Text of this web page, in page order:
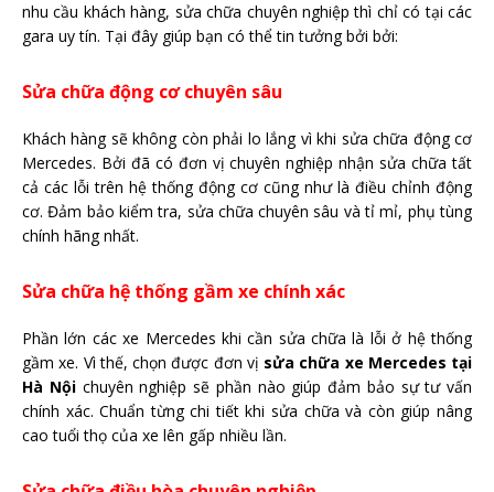
nhu cầu khách hàng, sửa chữa chuyên nghiệp thì chỉ có tại các
gara uy tín. Tại đây giúp bạn có thể tin tưởng bởi bởi:
Sửa chữa động cơ chuyên sâu
Khách hàng sẽ không còn phải lo lắng vì khi sửa chữa động cơ
Mercedes. Bởi đã có đơn vị chuyên nghiệp nhận sửa chữa tất
cả các lỗi trên hệ thống động cơ cũng như là điều chỉnh động
cơ. Đảm bảo kiểm tra, sửa chữa chuyên sâu và tỉ mỉ, phụ tùng
chính hãng nhất.
Sửa chữa hệ thống gầm xe chính xác
Phần lớn các xe Mercedes khi cần sửa chữa là lỗi ở hệ thống
gầm xe. Vì thế, chọn được đơn vị sửa chữa xe Mercedes tại
Hà Nộichuyên nghiệp sẽ phần nào giúp đảm bảo sự tư vấn
chính xác. Chuẩn từng chi tiết khi sửa chữa và còn giúp nâng
cao tuổi thọ của xe lên gấp nhiều lần.